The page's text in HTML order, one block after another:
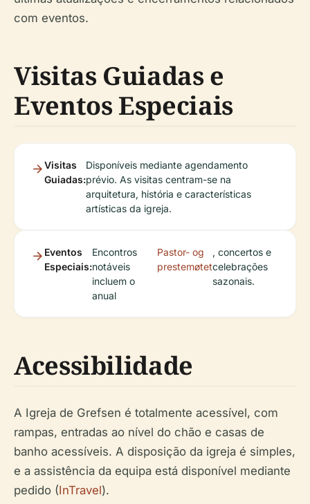
com eventos.
Visitas Guiadas e
Eventos Especiais
Visitas
Guiadas:
Disponíveis mediante agendamento
prévio. As visitas centram-se na
arquitetura, história e características
artísticas da igreja.
Eventos
Especiais:
Encontros
notáveis
incluem o
anual
Pastor- og
prestemøtet
, concertos e
celebrações
sazonais.
Acessibilidade
A Igreja de Grefsen é totalmente acessível, com
rampas, entradas ao nível do chão e casas de
banho acessíveis. A disposição da igreja é simples,
e a assistência da equipa está disponível mediante
pedido (InTravel).